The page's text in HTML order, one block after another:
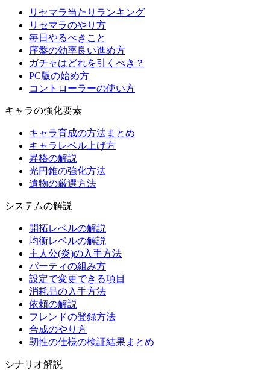
リセマラ当たりランキング
リセマラのやり方
毎日やるべきこと
序盤の効率良い進め方
ガチャはどれを引くべき？
PC版の始め方
コントローラーの使い方
キャラの強化要素
キャラ育成の方法まとめ
キャラレベル上げ方
昇格の解説
光円錐の強化方法
遺物の厳選方法
システムの解説
開拓レベルの解説
均衡レベルの解説
主人公(炎)の入手方法
パーティの組み方
設定で変更できる項目
消耗品の入手方法
依頼の解説
フレンドの登録方法
合成のやり方
靭性の仕様の検証結果まとめ
シナリオ解説